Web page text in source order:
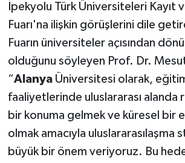
İpekyolu Türk Üniversiteleri Kayıt
Fuarı'na ilişkin görüşlerini dile
Fuarın üniversiteler açısından
olduğunu söyleyen Prof. Dr.
“AlanyaÜniversitesi olarak,
faaliyetlerinde uluslararası
bir konuma gelmek ve küresel bir
olmak amacıyla uluslararasılaşma
büyük bir önem veriyoruz. Bu